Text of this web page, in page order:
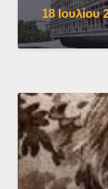
18 Ιουλίου